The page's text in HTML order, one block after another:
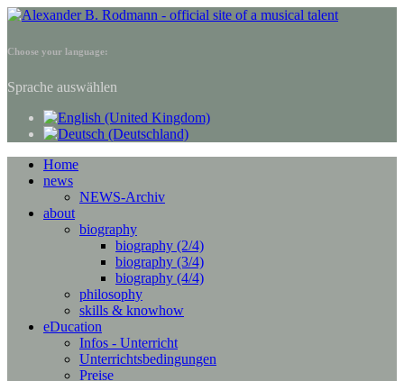
Choose your language:
Sprache auswählen
Home
news
NEWS-Archiv
about
biography
biography (2/4)
biography (3/4)
biography (4/4)
philosophy
skills & knowhow
eDucation
Infos - Unterricht
Unterrichtsbedingungen
Preise